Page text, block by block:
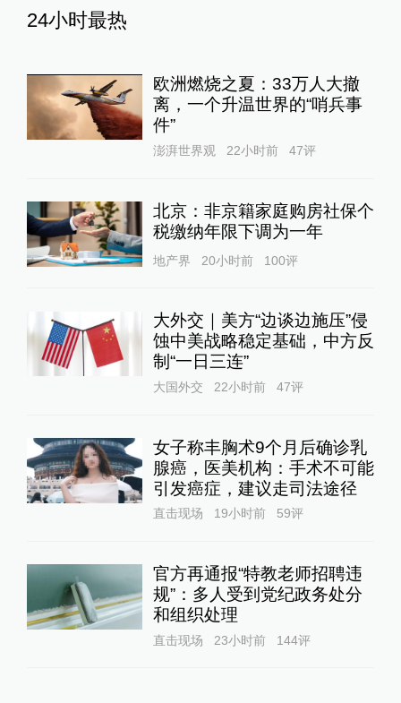
24小时最热
欧洲燃烧之夏：33万人大撤
离，一个升温世界的“哨兵事
件”
澎湃世界观 22小时前 47评
北京：非京籍家庭购房社保个
税缴纳年限下调为一年
地产界 20小时前 100评
大外交｜美方“边谈边施压”侵
蚀中美战略稳定基础，中方反
制“一日三连”
大国外交 22小时前 47评
女子称丰胸术9个月后确诊乳
腺癌，医美机构：手术不可能
引发癌症，建议走司法途径
直击现场 19小时前 59评
官方再通报“特教老师招聘违
规”：多人受到党纪政务处分
和组织处理
直击现场 23小时前 144评